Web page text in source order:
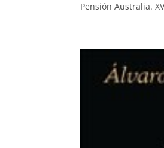
Pensión Australia.